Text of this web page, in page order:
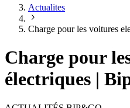
Actualites
Charge pour les voitures
Charge pour
électriques |